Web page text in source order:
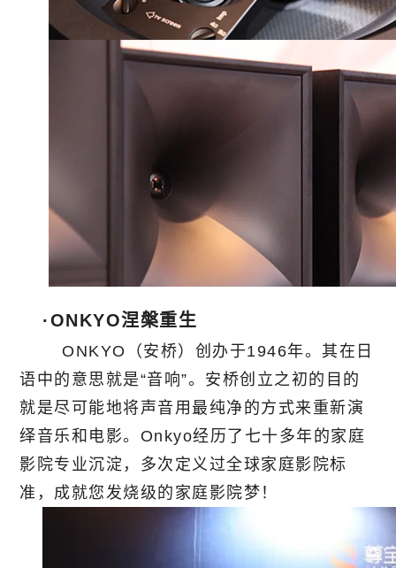
·ONKYO涅槃重生
ONKYO（安桥）创办于1946年。其在日
语中的意思就是“音响”。安桥创立之初的目的
就是尽可能地将声音用最纯净的方式来重新演
绎音乐和电影。Onkyo经历了七十多年的家庭
影院专业沉淀，多次定义过全球家庭影院标
准，成就您发烧级的家庭影院梦！